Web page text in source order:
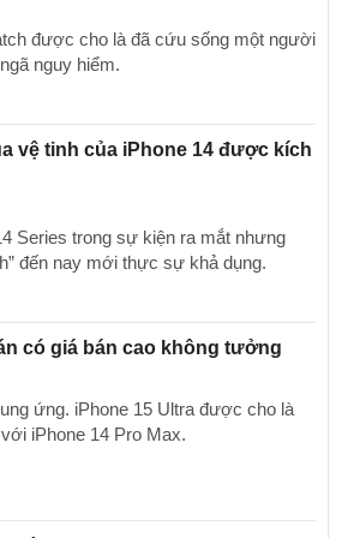
được cho là đã cứu sống một người
nguy hiểm.
vệ tinh của iPhone 14 được kích
Series trong sự kiện ra mắt nhưng
đến nay mới thực sự khả dụng.
có giá bán cao không tưởng
ứng. iPhone 15 Ultra được cho là
iPhone 14 Pro Max.